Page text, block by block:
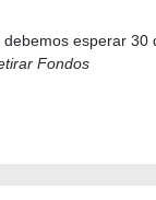
esperar
Fondos